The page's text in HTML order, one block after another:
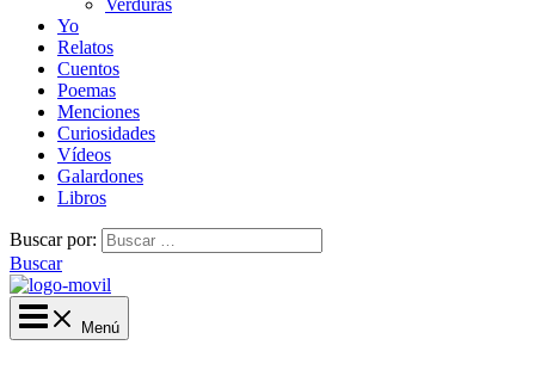
Verduras
Yo
Relatos
Cuentos
Poemas
Menciones
Curiosidades
Vídeos
Galardones
Libros
Buscar por:
Buscar
Menú